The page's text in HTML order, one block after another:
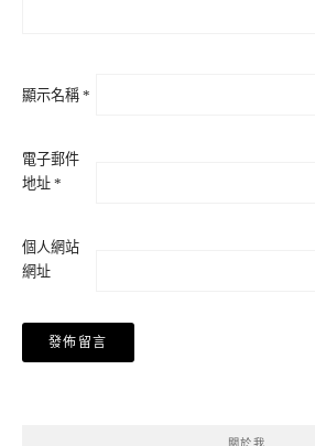
顯示名稱 *
電子郵件
地址 *
個人網站
網址
關於我